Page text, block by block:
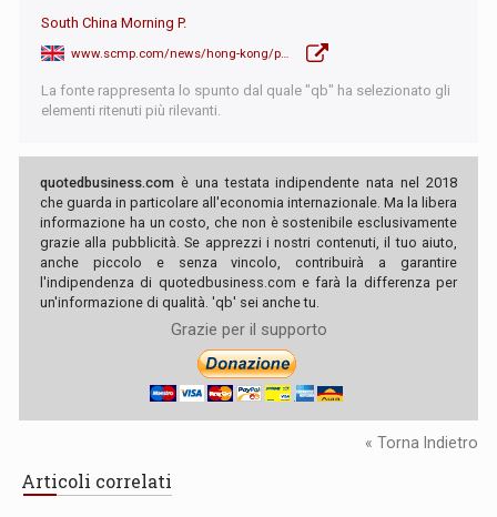
South China Morning P.
La fonte rappresenta lo spunto dal quale "qb" ha selezionato gli
elementi ritenuti più rilevanti.
quotedbusiness.com è una testata indipendente nata nel 2018
che guarda in particolare all'economia internazionale. Ma la libera
informazione ha un costo, che non è sostenibile esclusivamente
grazie alla pubblicità. Se apprezzi i nostri contenuti, il tuo aiuto,
anche piccolo e senza vincolo, contribuirà a garantire
l'indipendenza di quotedbusiness.com e farà la differenza per
un'informazione di qualità. 'qb' sei anche tu.
Grazie per il supporto
« Torna Indietro
Articoli correlati